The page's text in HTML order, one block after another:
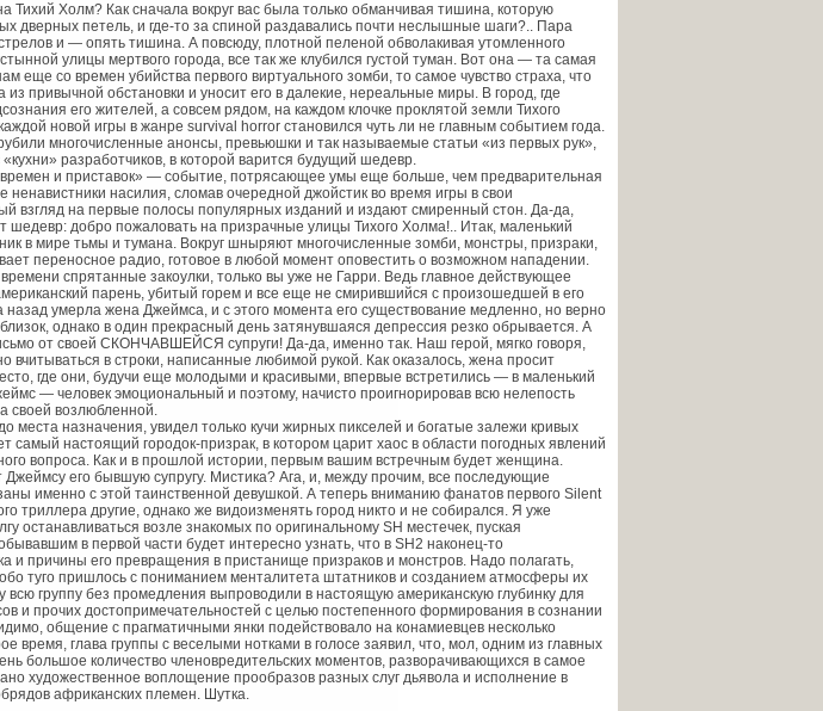
Тихий Холм? Как сначала вокруг вас была только обманчивая тишина, которую
дверных петель, и где-то за спиной раздавались почти неслышные шаги?.. Пара
и — опять тишина. А повсюду, плотной пеленой обволакивая утомленного
улицы мертвого города, все так же клубился густой туман. Вот она — та самая
еще со времен убийства первого виртуального зомби, то самое чувство страха, что
привычной обстановки и уносит его в далекие, нереальные миры. В город, где
его жителей, а совсем рядом, на каждом клочке проклятой земли Тихого
новой игры в жанре survival horror становился чуть ли не главным событием года.
многочисленные анонсы, превьюшки и так называемые статьи «из первых рук»,
разработчиков, в которой варится будущий шедевр.
времен и приставок» — событие, потрясающее умы еще больше, чем предварительная
ненавистники насилия, сломав очередной джойстик во время игры в свои
взгляд на первые полосы популярных изданий и издают смиренный стон. Да-да,
шедевр: добро пожаловать на призрачные улицы Тихого Холма!.. Итак, маленький
в мире тьмы и тумана. Вокруг шныряют многочисленные зомби, монстры, призраки,
переносное радио, готовое в любой момент оповестить о возможном нападении.
спрятанные закоулки, только вы уже не Гарри. Ведь главное действующее
парень, убитый горем и все еще не смирившийся с произошедшей в его
назад умерла жена Джеймса, и с этого момента его существование медленно, но верно
однако в один прекрасный день затянувшаяся депрессия резко обрывается. А
от своей СКОНЧАВШЕЙСЯ супруги! Да-да, именно так. Наш герой, мягко говоря,
вчитываться в строки, написанные любимой рукой. Как оказалось, жена просит
где они, будучи еще молодыми и красивыми, впервые встретились — в маленький
— человек эмоциональный и поэтому, начисто проигнорировав всю нелепость
своей возлюбленной.
места назначения, увидел только кучи жирных пикселей и богатые залежи кривых
самый настоящий городок-призрак, в котором царит хаос в области погодных явлений
вопроса. Как и в прошлой истории, первым вашим встречным будет женщина.
его бывшую супругу. Мистика? Ага, и, между прочим, все последующие
именно с этой таинственной девушкой. А теперь вниманию фанатов первого Silent
триллера другие, однако же видоизменять город никто и не собирался. Я уже
останавливаться возле знакомых по оригинальному SH местечек, пуская
в первой части будет интересно узнать, что в SH2 наконец-то
и причины его превращения в пристанище призраков и монстров. Надо полагать,
туго пришлось с пониманием менталитета штатников и созданием атмосферы их
всю группу без промедления выпроводили в настоящую американскую глубинку для
и прочих достопримечательностей с целью постепенного формирования в сознании
общение с прагматичными янки подействовало на конамиевцев несколько
время, глава группы с веселыми нотками в голосе заявил, что, мол, одним из главных
большое количество членовредительских моментов, разворачивающихся в самое
художественное воплощение прообразов разных слуг дьявола и исполнение в
африканских племен. Шутка.